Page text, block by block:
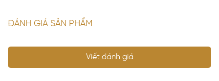
ĐÁNH GIÁ SẢN PHẨM
Viết đánh giá